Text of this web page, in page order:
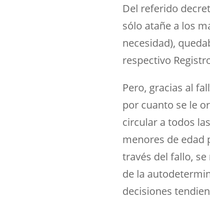
Del referido
sólo atañe a los
necesidad),
respectivo
Pero, gracias al
por cuanto se le
circular a todos
menores de edad
través del fallo,
de la
decisiones